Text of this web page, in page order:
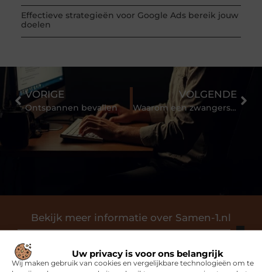
Uw privacy is voor ons belangrijk
Wij maken gebruik van cookies en vergelijkbare technologieën om te
Effectieve strategieën voor Google Ads bereik jouw
doelen
Bekijk meer informatie over Samen-1.nl
Samen-1.nl is dé plek voor algemene blogs over diverse
onderwerpen. Of je nu op zoek bent naar inspiratie, je
kennis wilt delen of een samenwerking wilt starten, bij
VORIGE
Ontspannen bevallen
VOLGENDE
Waarom een zwangerschapscursus jouw bevalling kan helpen